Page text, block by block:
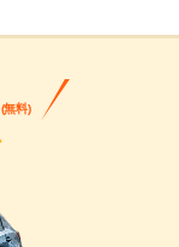
(無料)